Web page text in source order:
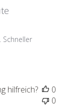
Schneller
hilfreich?
0
0